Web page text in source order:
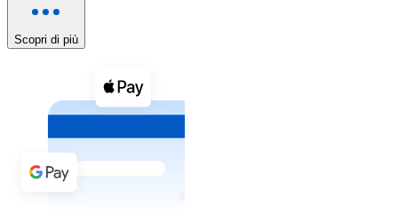
Vedi tutto
Buoni cripto
Acquista criptovalute in contanti e altri mezzi di
Acquista con contanti
Bonifico SEPA
Scopri di più